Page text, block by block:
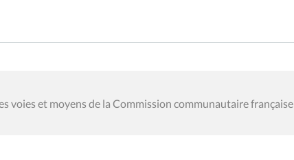
voies et moyens de la Commission communautaire française